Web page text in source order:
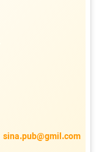
sina.pub@gmil.com